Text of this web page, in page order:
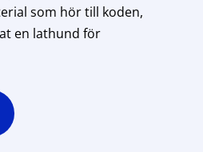
som hör till koden,
en lathund för